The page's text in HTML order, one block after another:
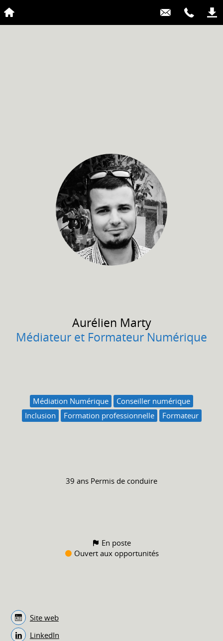
Aurélien Marty
Médiateur et Formateur Numérique
Médiation Numérique
Conseiller numérique
Inclusion
Formation professionnelle Formateur
39 ans Permis de conduire
En poste
Ouvert aux opportunités
Site web
LinkedIn